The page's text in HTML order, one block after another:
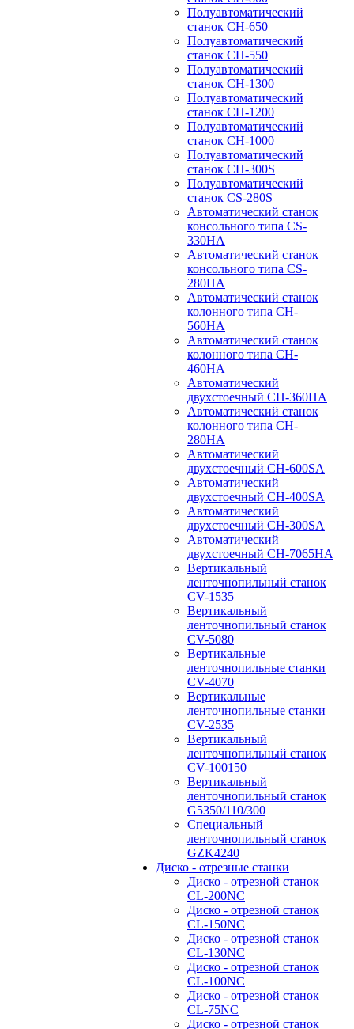
Полуавтоматический
станок CH-650
Полуавтоматический
станок CH-550
Полуавтоматический
станок CH-1300
Полуавтоматический
станок CH-1200
Полуавтоматический
станок CH-1000
Полуавтоматический
станок CH-300S
Полуавтоматический
станок CS-280S
Автоматический станок
консольного типа CS-
330HA
Автоматический станок
консольного типа CS-
280HA
Автоматический станок
колонного типа CH-
560HA
Автоматический станок
колонного типа CH-
460HA
Автоматический
двухстоечный CH-360HA
Автоматический станок
колонного типа CH-
280HA
Автоматический
двухстоечный CH-600SA
Автоматический
двухстоечный CH-400SA
Автоматический
двухстоечный CH-300SA
Автоматический
двухстоечный CH-7065HA
Вертикальный
ленточнопильный станок
CV-1535
Вертикальный
ленточнопильный станок
CV-5080
Вертикальные
ленточнопильные станки
CV-4070
Вертикальные
ленточнопильные станки
CV-2535
Вертикальный
ленточнопильный станок
CV-100150
Вертикальный
ленточнопильный станок
G5350/110/300
Специальный
ленточнопильный станок
GZK4240
Диско - отрезные станки
Диско - отрезной станок
CL-200NC
Диско - отрезной станок
CL-150NC
Диско - отрезной станок
CL-130NC
Диско - отрезной станок
CL-100NC
Диско - отрезной станок
CL-75NC
Диско - отрезной станок